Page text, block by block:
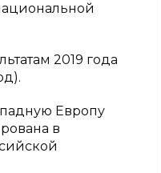
2019 года
Европу
в